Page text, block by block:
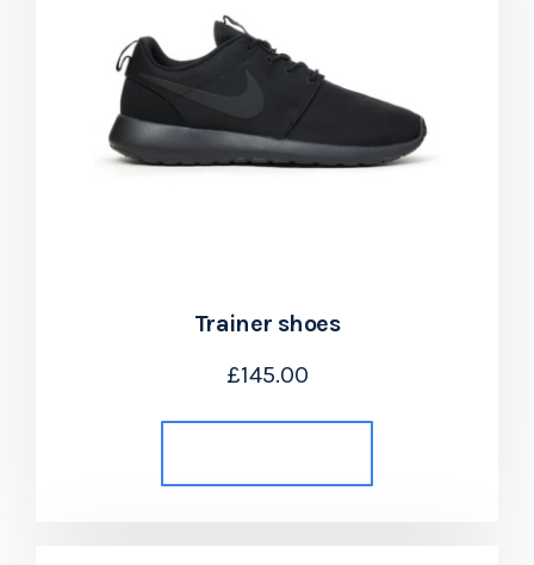
Trainer shoes
£145.00